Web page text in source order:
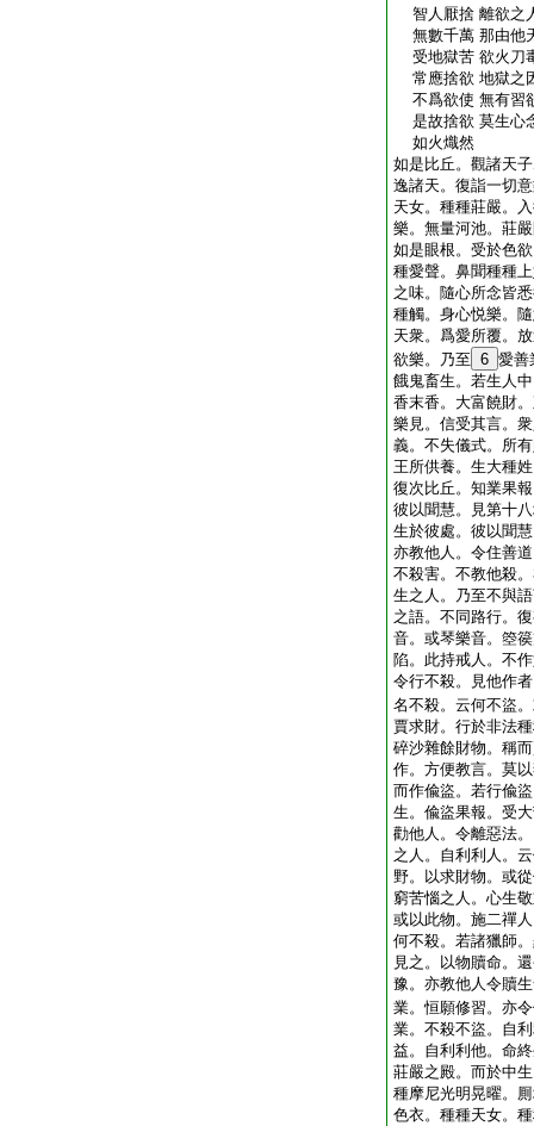
智人厭捨 離欲之
無數千萬 那由他
受地獄苦 欲火刀
常應捨欲 地獄之
不爲欲使 無有習
是故捨欲 莫生心
如火熾然
如是比丘。觀諸天
逸諸天。復詣一切
天女。種種莊嚴。
樂。無量河池。莊
如是眼根。受於色
種愛聲。鼻聞種種
之味。隨心所念皆
種觸。身心悦樂。
天衆。爲愛所覆。
欲樂。乃至 6 愛善
餓鬼畜生。若生人
香末香。大富饒財
樂見。信受其言。
義。不失儀式。所
王所供養。生大種
復次比丘。知業果
彼以聞慧。見第十
生於彼處。彼以聞
亦教他人。令住善
不殺害。不教他殺
生之人。乃至不與
之語。不同路行。
音。或琴樂音。箜
陷。此持戒人。不
令行不殺。見他作
名不殺。云何不盜
賈求財。行於非法
碎沙雜餘財物。稱
作。方便教言。莫
而作偸盜。若行偸
生。偸盜果報。受
勸他人。令離惡法
之人。自利利人。
野。以求財物。或
窮苦惱之人。心生
或以此物。施二禪
何不殺。若諸獵師
見之。以物贖命。
豫。亦教他人令贖
業。恒願修習。亦
業。不殺不盜。自
益。自利利他。命
莊嚴之殿。而於中
種摩尼光明晃曜。
色衣。種種天女。